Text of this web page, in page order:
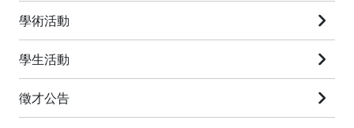
學術活動
學生活動
徵才公告